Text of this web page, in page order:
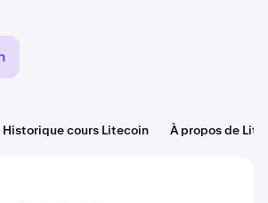
Historique cours Litecoin À propos de